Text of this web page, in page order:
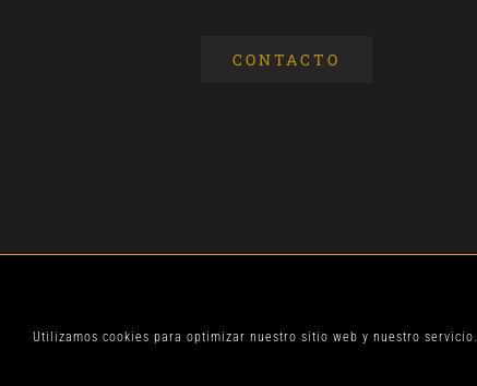
Utilizamos cookies para optimizar nuestro sitio web y nuestro servicio.
CONTACTO